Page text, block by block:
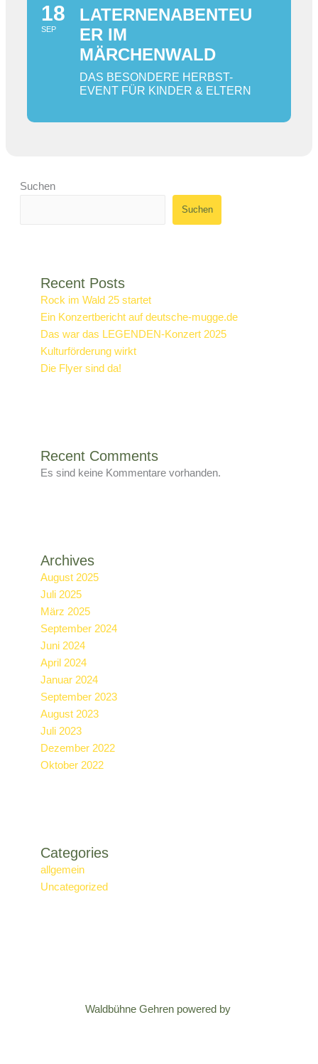
18
SEP
LATERNENABENTEU
ER IM
MÄRCHENWALD
DAS BESONDERE HERBST-
EVENT FÜR KINDER & ELTERN
Suchen
Suchen
Recent Posts
Rock im Wald 25 startet
Ein Konzertbericht auf deutsche-mugge.de
Das war das LEGENDEN-Konzert 2025
Kulturförderung wirkt
Die Flyer sind da!
Recent Comments
Es sind keine Kommentare vorhanden.
Archives
August 2025
Juli 2025
März 2025
September 2024
Juni 2024
April 2024
Januar 2024
September 2023
August 2023
Juli 2023
Dezember 2022
Oktober 2022
Categories
allgemein
Uncategorized
Waldbühne Gehren powered by